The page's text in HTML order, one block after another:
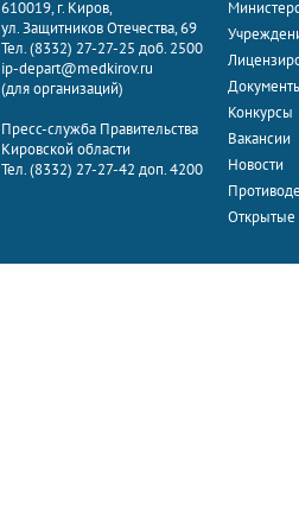
610019, г. Киров,
ул. Защитников Отечества, 69
Тел. (8332) 27-27-25 доб. 2500
ip-depart@medkirov.ru
(для организаций)
Пресс-служба Правительства
Кировской области
Тел. (8332) 27-27-42 доп. 4200
Конкурсы
Вакансии
Новости